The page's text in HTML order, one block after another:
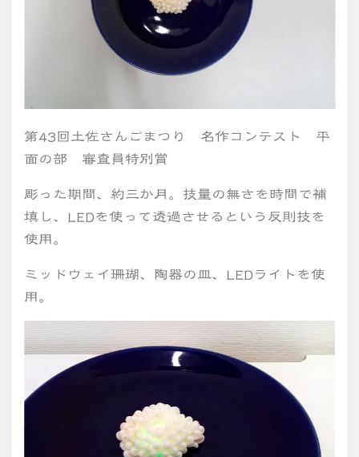
第43回土佐さんごまつり 名作コンテスト 平
面の部 審査員特別賞
彫った期間、約三か月。技量の無さを時間で補
填し、LEDを使って透過させるという反則技を
使用。
ミッドウェイ珊瑚、陶器の皿、LEDライトを使
用。